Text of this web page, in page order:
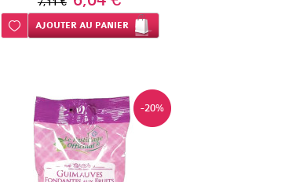
Ajouter à ma liste d’envie
AJOUTER AU PANIER
-20%